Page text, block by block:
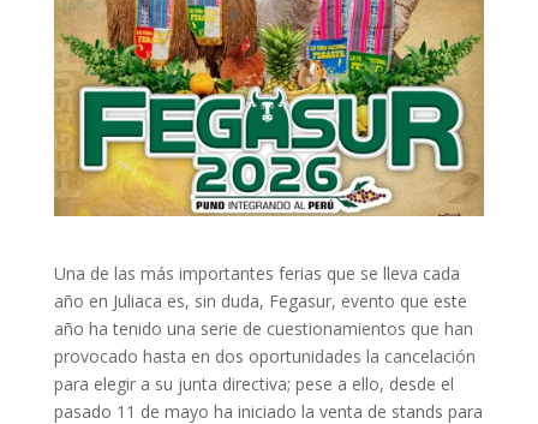
Una de las más importantes ferias que se lleva cada
año en Juliaca es, sin duda, Fegasur, evento que este
año ha tenido una serie de cuestionamientos que han
provocado hasta en dos oportunidades la cancelación
para elegir a su junta directiva; pese a ello, desde el
pasado 11 de mayo ha iniciado la venta de stands para